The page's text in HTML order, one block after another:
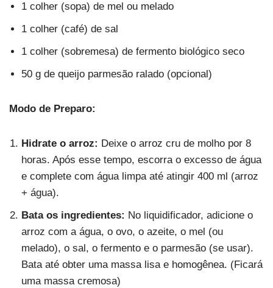
1 colher (sopa) de mel ou melado
1 colher (café) de sal
1 colher (sobremesa) de fermento biológico seco
50 g de queijo parmesão ralado (opcional)
Modo de Preparo:
Hidrate o arroz: Deixe o arroz cru de molho por 8
horas. Após esse tempo, escorra o excesso de água
e complete com água limpa até atingir 400 ml (arroz
+ água).
Bata os ingredientes: No liquidificador, adicione o
arroz com a água, o ovo, o azeite, o mel (ou
melado), o sal, o fermento e o parmesão (se usar).
Bata até obter uma massa lisa e homogênea. (Ficará
uma massa cremosa)